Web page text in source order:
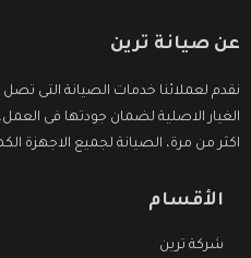
عن صيانة ترين
نقدم لعملائنا خدمات الصيانة التى
الغيار الاصلية لضمان جودتها فى
اكثر من مرة، الصيانة لجميع الاجهزة
الأقسام
شركة ترين